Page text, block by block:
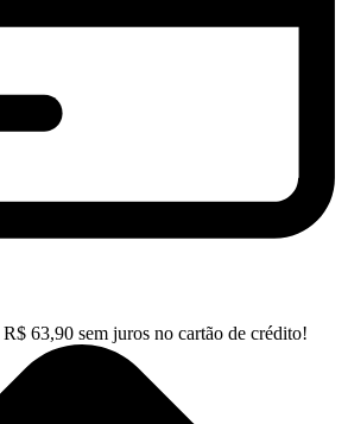
R$ 63,90 sem juros no cartão de crédito!